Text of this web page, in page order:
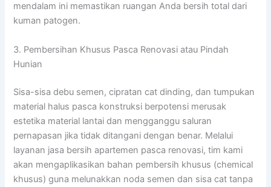
mendalam ini memastikan ruangan Anda bersih total dari
kuman patogen.
3. Pembersihan Khusus Pasca Renovasi atau Pindah
Hunian
Sisa-sisa debu semen, cipratan cat dinding, dan tumpukan
material halus pasca konstruksi berpotensi merusak
estetika material lantai dan mengganggu saluran
pernapasan jika tidak ditangani dengan benar. Melalui
layanan jasa bersih apartemen pasca renovasi, tim kami
akan mengaplikasikan bahan pembersih khusus (chemical
khusus) guna melunakkan noda semen dan sisa cat tanpa